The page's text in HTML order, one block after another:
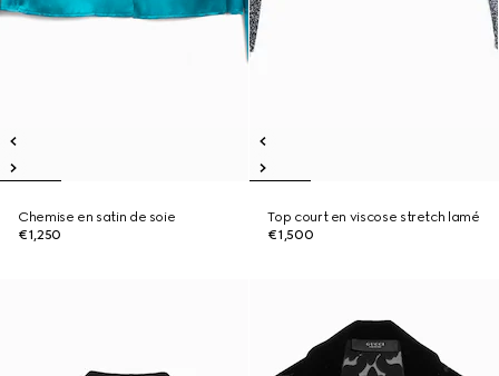
Chemise en satin de soie
€1,250
Top court en viscose stretch lamé
€1,500